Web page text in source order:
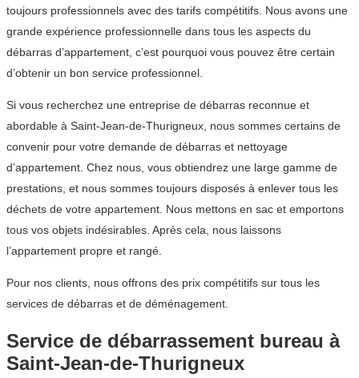
toujours professionnels avec des tarifs compétitifs. Nous avons une
grande expérience professionnelle dans tous les aspects du
débarras d’appartement, c’est pourquoi vous pouvez être certain
d’obtenir un bon service professionnel.
Si vous recherchez une entreprise de débarras reconnue et
abordable à Saint-Jean-de-Thurigneux, nous sommes certains de
convenir pour votre demande de débarras et nettoyage
d’appartement. Chez nous, vous obtiendrez une large gamme de
prestations, et nous sommes toujours disposés à enlever tous les
déchets de votre appartement. Nous mettons en sac et emportons
tous vos objets indésirables. Après cela, nous laissons
l’appartement propre et rangé.
Pour nos clients, nous offrons des prix compétitifs sur tous les
services de débarras et de déménagement.
Service de débarrassement bureau à
Saint-Jean-de-Thurigneux